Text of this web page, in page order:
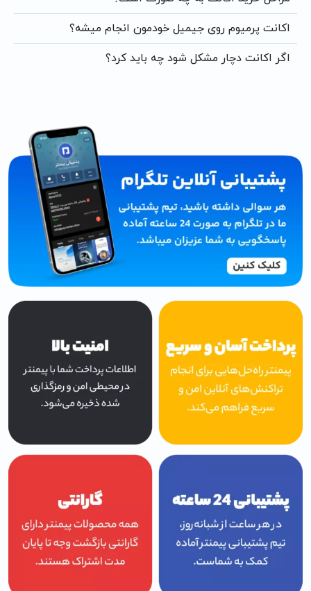
اکانت پرمیوم روی جیمیل خودمون انجام میشه؟
اگر اکانت دچار مشکل شود چه باید کرد؟